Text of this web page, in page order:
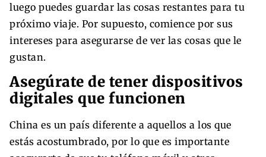
luego puedes guardar las cosas restantes para tu
próximo viaje. Por supuesto, comience por sus
intereses para asegurarse de ver las cosas que le
gustan.
Asegúrate de tener dispositivos
digitales que funcionen
China es un país diferente a aquellos a los que
estás acostumbrado, por lo que es importante